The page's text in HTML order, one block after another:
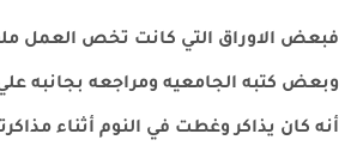
فبعض الاوراق التي كانت تخص العمل
وبعض كتبه الجامعيه ومراجعه بجانبه
أنه كان يذاكر وغطت في النوم أثناء